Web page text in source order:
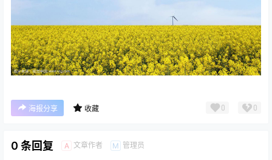
海报分享 收藏 0 0
0 条回复 A 文章作者 M 管理员